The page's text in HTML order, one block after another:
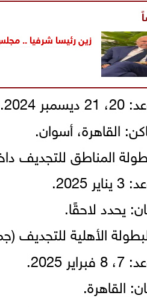
زين رئيسا شرفيا ..
2024.
القاهرة، أسوان.
2025.
يحدد لاحقًا.
2025.
القاهرة.